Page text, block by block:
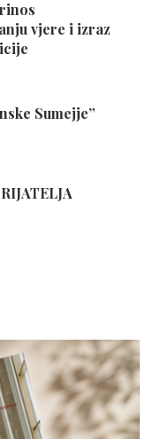
vjere i izraz
Sumejje”